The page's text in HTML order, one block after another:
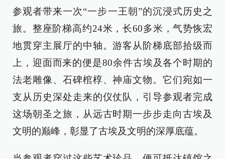
参观者带来一次“一步一王朝”的沉浸式历史之
旅。整座阶梯高约24米，长60多米，气势恢宏
地贯穿主展厅的中轴。游客从阶梯底部拾级而
上，迎面而来的便是80余件古埃及各个时期的
法老雕像、石碑棺椁、神庙文物。它们宛如一
支从历史深处走来的仪仗队，引导参观者完成
这场朝圣之旅，从远古时期一步步走向古埃及
文明的巅峰，彰显了古埃及文明的深厚底蕴。